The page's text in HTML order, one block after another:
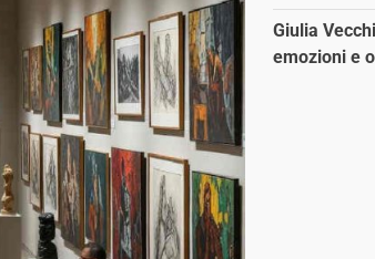
Giulia
emozioni e